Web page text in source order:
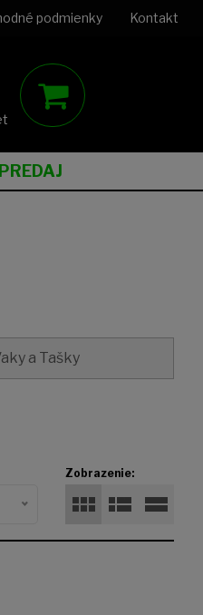
podmienky Kontakt
a Tašky
Zobrazenie: